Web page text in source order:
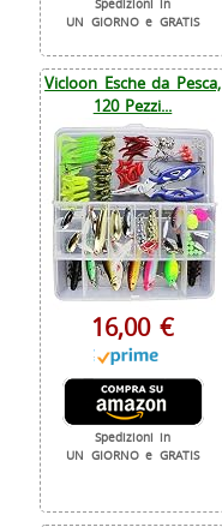
Spedizioni in
UN GIORNO e GRATIS
Vicloon Esche da Pesca,
120 Pezzi...
16,00 €
Spedizioni in
UN GIORNO e GRATIS